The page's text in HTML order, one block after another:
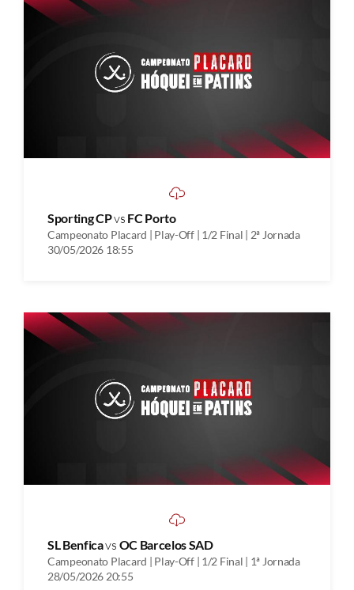
Sporting CPvs FC Porto
Campeonato Placard | Play-Off | 1/2 Final | 2ª Jornada
30/05/2026 18:55
SL Benficavs OC Barcelos SAD
Campeonato Placard | Play-Off | 1/2 Final | 1ª Jornada
28/05/2026 20:55